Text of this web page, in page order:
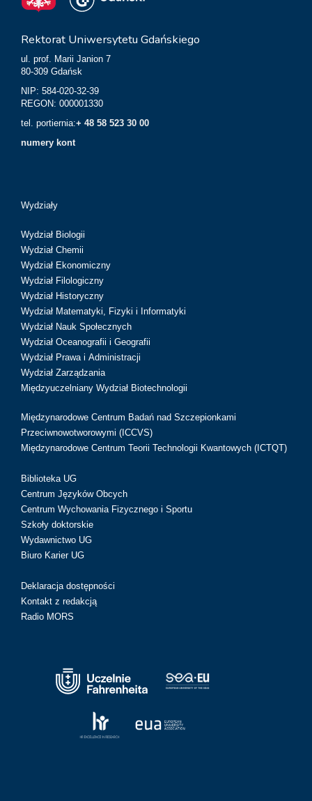
Rektorat Uniwersytetu Gdańskiego
ul. prof. Marii Janion 7
80-309 Gdańsk
NIP: 584-020-32-39
REGON: 000001330
tel. portiernia:+ 48 58 523 30 00
numery kont
Wydziały
Wydział Biologii
Wydział Chemii
Wydział Ekonomiczny
Wydział Filologiczny
Wydział Historyczny
Wydział Matematyki, Fizyki i Informatyki
Wydział Nauk Społecznych
Wydział Oceanografii i Geografii
Wydział Prawa i Administracji
Wydział Zarządzania
Międzyuczelniany Wydział Biotechnologii
Międzynarodowe Centrum Badań nad Szczepionkami
Przeciwnowotworowymi (ICCVS)
Międzynarodowe Centrum Teorii Technologii Kwantowych (ICTQT)
Biblioteka UG
Centrum Języków Obcych
Centrum Wychowania Fizycznego i Sportu
Szkoły doktorskie
Wydawnictwo UG
Biuro Karier UG
Deklaracja dostępności
Kontakt z redakcją
Radio MORS